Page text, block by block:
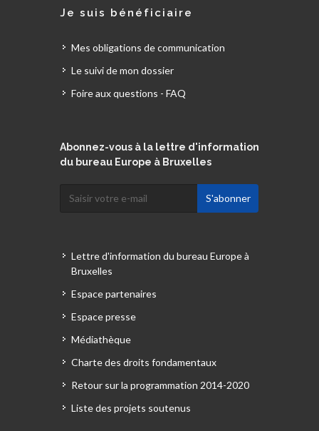
Je suis bénéficiaire
Mes obligations de communication
Le suivi de mon dossier
Foire aux questions - FAQ
Abonnez-vous à la lettre d'information
du bureau Europe à Bruxelles
Lettre d'information du bureau Europe à
Bruxelles
Espace partenaires
Espace presse
Médiathèque
Charte des droits fondamentaux
Retour sur la programmation 2014-2020
Liste des projets soutenus